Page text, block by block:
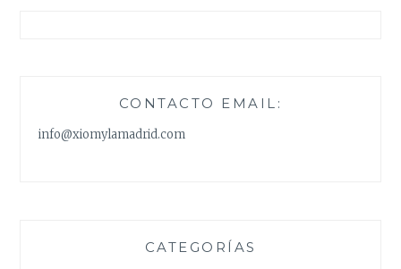
CONTACTO EMAIL:
info@xiomylamadrid.com
CATEGORÍAS